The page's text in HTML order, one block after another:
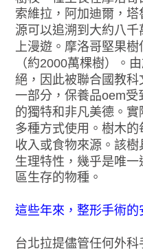
索維拉，阿加迪爾，
源可以追溯到大約八
上漫遊。摩洛哥堅果
（約2000萬棵樹）。
絕，因此被聯合國教
一部分，保養品oem
的獨特和非凡美德。
多種方式使用。樹木
收入或食物來源。該
生理特性，幾乎是唯
區生存的物種。
這些年來，整形手術
台北拉提儘管任何外